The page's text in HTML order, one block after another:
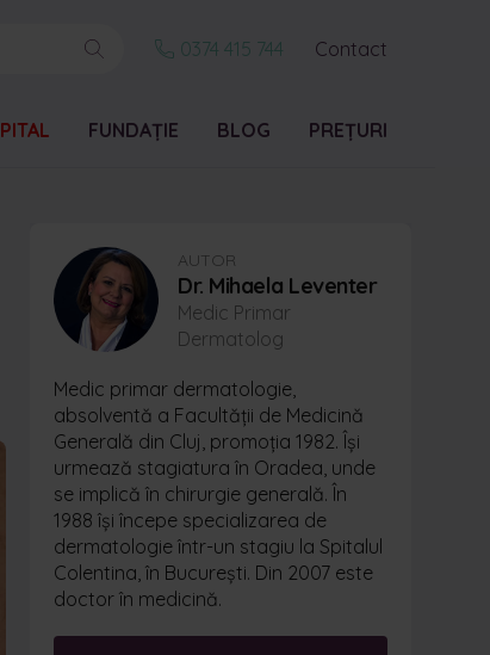
0374 415 744 Contact
FUNDAȚIE BLOG PREȚURI
AUTOR
Dr. Mihaela Leventer
Medic Primar
Dermatolog
Medic primar dermatologie,
absolventă a Facultății de Medicină
Generală din Cluj, promoția 1982. Își
urmează stagiatura în Oradea, unde
se implică în chirurgie generală. În
1988 își începe specializarea de
dermatologie într-un stagiu la Spitalul
Colentina, în București. Din 2007 este
doctor în medicină.